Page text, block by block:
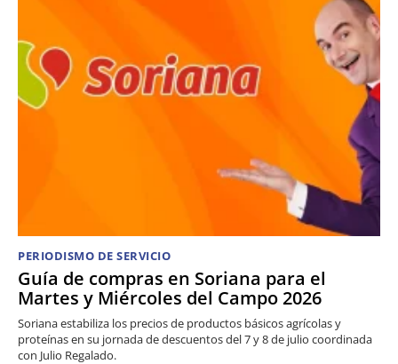
PERIODISMO DE SERVICIO
Guía de compras en Soriana para el
Martes y Miércoles del Campo 2026
Soriana estabiliza los precios de productos básicos agrícolas y
proteínas en su jornada de descuentos del 7 y 8 de julio coordinada
con Julio Regalado.